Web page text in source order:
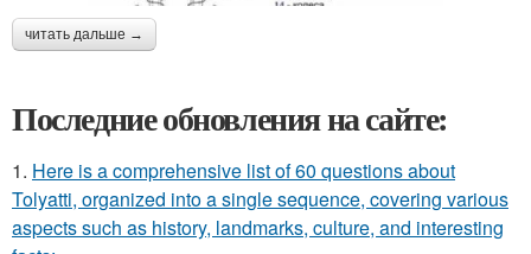
читать дальше →
Последние обновления на сайте:
1. Here is a comprehensive list of 60 questions about
Tolyatti, organized into a single sequence, covering various
aspects such as history, landmarks, culture, and interesting